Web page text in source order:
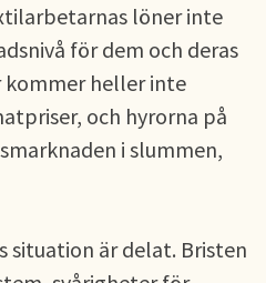
löner inte
för dem och deras
kommer heller inte
och hyrorna på
i slummen,
situation är delat. Bristen